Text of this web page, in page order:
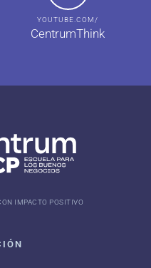
YOUTUBE.COM/
CentrumThink
IMPACTO POSITIVO